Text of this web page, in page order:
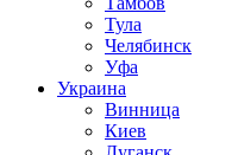
Тула
Челябинск
Уфа
Украина
Винница
Киев